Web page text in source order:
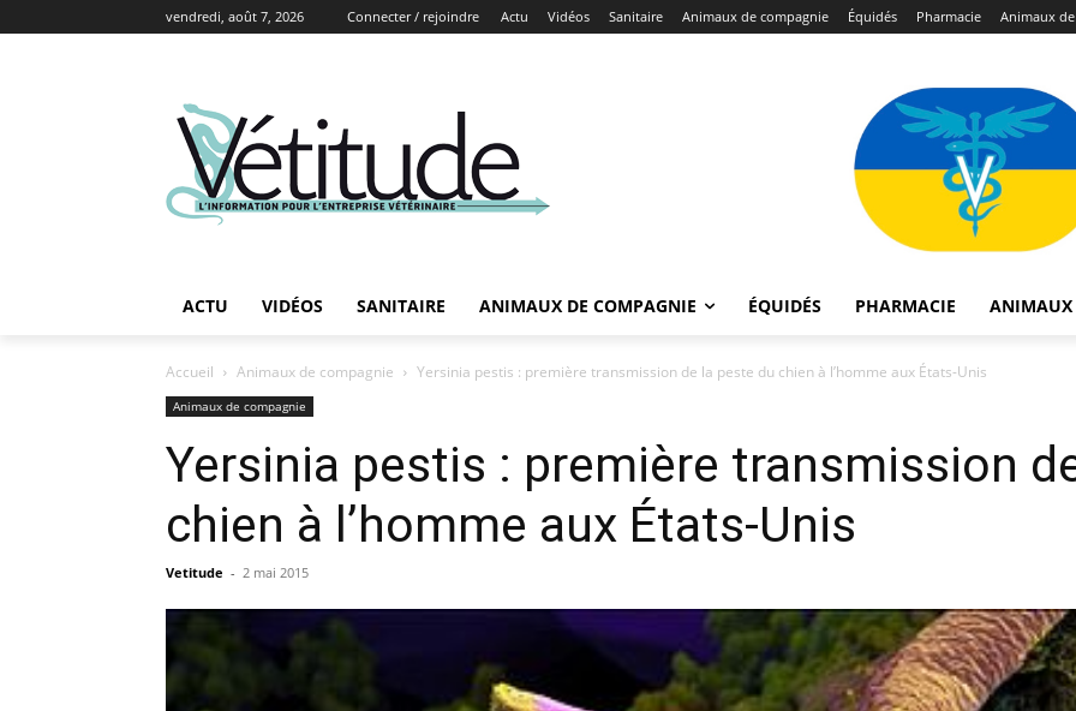
vendredi, août 7, 2026 Connecter / rejoindre Actu Vidéos Sanitaire Animaux de compagnie Équidés Pharmacie Animaux
ACTU VIDÉOS SANITAIRE ANIMAUX DE COMPAGNIE ÉQUIDÉS PHARMACIE ANIMAUX
Accueil Animaux de compagnie Yersinia pestis : première transmission de la peste du chien à l’homme aux États-Unis
Animaux de compagnie
Yersinia pestis : première transmission
chien à l’homme aux États-Unis
Vetitude - 2 mai 2015